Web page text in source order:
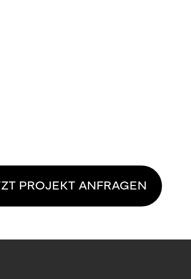
PROJEKT ANFRAGEN